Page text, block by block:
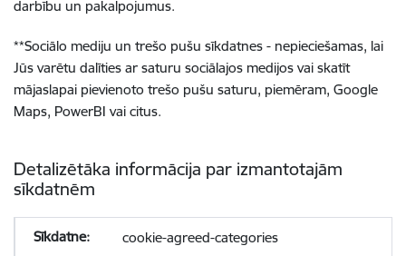
darbību un pakalpojumus.
**Sociālo mediju un trešo pušu sīkdatnes - nepieciešamas, lai
Jūs varētu dalīties ar saturu sociālajos medijos vai skatīt
mājaslapai pievienoto trešo pušu saturu, piemēram, Google
Maps, PowerBI vai citus.
Detalizētāka informācija par izmantotajām
sīkdatnēm
cookie-agreed-categories